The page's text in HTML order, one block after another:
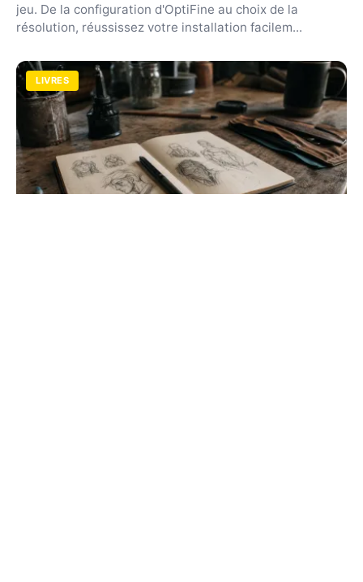
jeu. De la configuration d'OptiFine au choix de la
résolution, réussissez votre installation facilem...
LIVRES